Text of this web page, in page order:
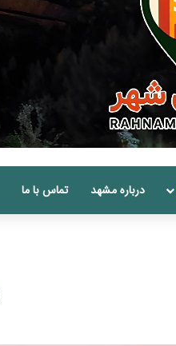
درباره مشهد تماس با ما